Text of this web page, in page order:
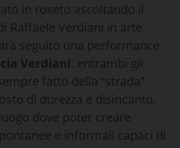
in roseto ascoltando il
Raffaele Verdiani in arte
seguito una performance
Verdiani: entrambi gli
fatto della “strada”
di durezza e disincanto,
dove poter creare
e informali capaci di